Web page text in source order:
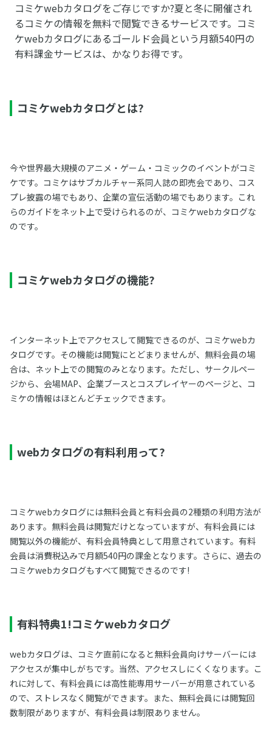
コミケwebカタログをご存じですか?夏と冬に開催され
るコミケの情報を無料で閲覧できるサービスです。コミ
ケwebカタログにあるゴールド会員という月額540円の
有料課金サービスは、かなりお得です。
コミケwebカタログとは?
今や世界最大規模のアニメ・ゲーム・コミックのイベントがコミ
ケです。コミケはサブカルチャー系同人誌の即売会であり、コス
プレ披露の場でもあり、企業の宣伝活動の場でもあります。これ
らのガイドをネット上で受けられるのが、コミケwebカタログな
のです。
コミケwebカタログの機能?
インターネット上でアクセスして閲覧できるのが、コミケwebカ
タログです。その機能は閲覧にとどまりませんが、無料会員の場
合は、ネット上での閲覧のみとなります。ただし、サークルペー
ジから、会場MAP、企業ブースとコスプレイヤーのページと、コ
ミケの情報はほとんどチェックできます。
webカタログの有料利用って?
コミケwebカタログには無料会員と有料会員の2種類の利用方法が
あります。無料会員は閲覧だけとなっていますが、有料会員には
閲覧以外の機能が、有料会員特典として用意されています。有料
会員は消費税込みで月額540円の課金となります。さらに、過去の
コミケwebカタログもすべて閲覧できるのです!
有料特典1!コミケwebカタログ
webカタログは、コミケ直前になると無料会員向けサーバーには
アクセスが集中しがちです。当然、アクセスしにくくなります。こ
れに対して、有料会員には高性能専用サーバーが用意されている
ので、ストレスなく閲覧ができます。また、無料会員には閲覧回
数制限がありますが、有料会員は制限ありません。